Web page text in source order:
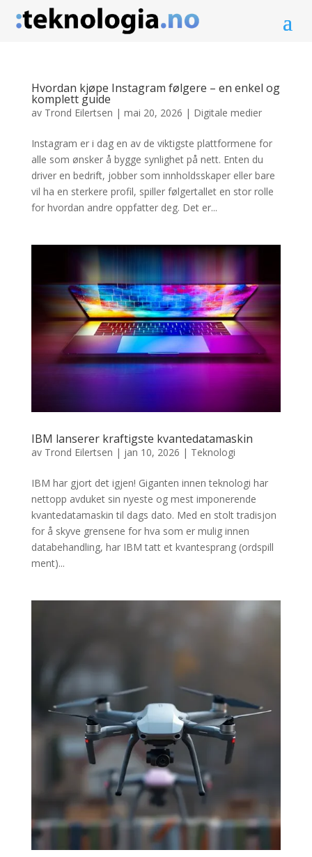
Hvordan kjøpe Instagram følgere – en enkel og
komplett guide
av Trond Eilertsen | mai 20, 2026 | Digitale medier
Instagram er i dag en av de viktigste plattformene for
alle som ønsker å bygge synlighet på nett. Enten du
driver en bedrift, jobber som innholdsskaper eller bare
vil ha en sterkere profil, spiller følgertallet en stor rolle
for hvordan andre oppfatter deg. Det er...
IBM lanserer kraftigste kvantedatamaskin
av Trond Eilertsen | jan 10, 2026 | Teknologi
IBM har gjort det igjen! Giganten innen teknologi har
nettopp avduket sin nyeste og mest imponerende
kvantedatamaskin til dags dato. Med en stolt tradisjon
for å skyve grensene for hva som er mulig innen
databehandling, har IBM tatt et kvantesprang (ordspill
ment)...